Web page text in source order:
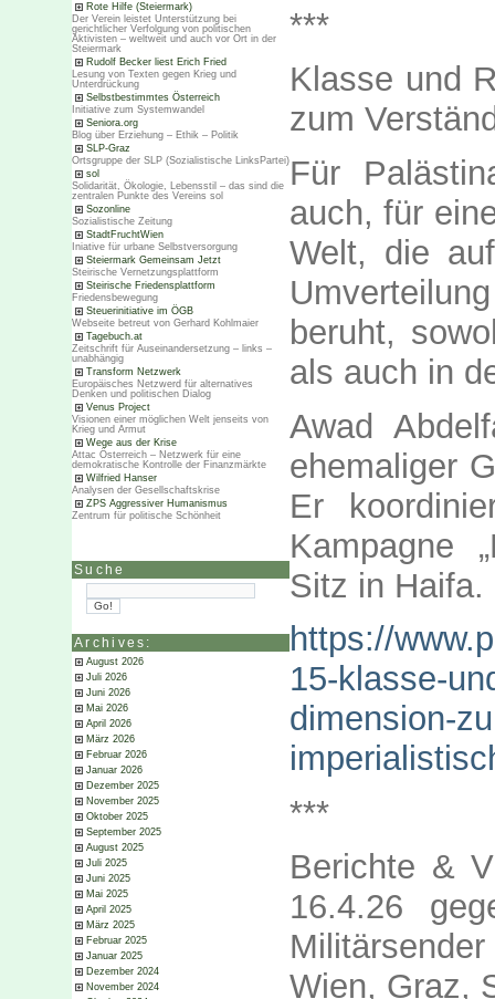
Rote Hilfe (Steiermark)
Der Verein leistet Unterstützung bei
gerichtlicher Verfolgung von politischen
Aktivisten – weltweit und auch vor Ort in der
Steiermark
Rudolf Becker liest Erich Fried
Lesung von Texten gegen Krieg und
Unterdrückung
Selbstbestimmtes Österreich
Initiative zum Systemwandel
Seniora.org
Blog über Erziehung – Ethik – Politik
SLP-Graz
Ortsgruppe der SLP (Sozialistische LinksPartei)
sol
Solidarität, Ökologie, Lebensstil – das sind die
zentralen Punkte des Vereins sol
Sozonline
Sozialistische Zeitung
StadtFruchtWien
Iniative für urbane Selbstversorgung
Steiermark Gemeinsam Jetzt
Steirische Vernetzungsplattform
Steirische Friedensplattform
Friedensbewegung
Steuerinitiative im ÖGB
Webseite betreut von Gerhard Kohlmaier
Tagebuch.at
Zeitschrift für Auseinandersetzung – links –
unabhängig
Transform Netzwerk
Europäisches Netzwerd für alternatives
Denken und politischen Dialog
Venus Project
Visionen einer möglichen Welt jenseits von
Krieg und Armut
Wege aus der Krise
Attac Österreich – Netzwerk für eine
demokratische Kontrolle der Finanzmärkte
Wilfried Hanser
Analysen der Gesellschaftskrise
ZPS Aggressiver Humanismus
Zentrum für politische Schönheit
Suche
Archives:
August 2026
Juli 2026
Juni 2026
Mai 2026
April 2026
März 2026
Februar 2026
Januar 2026
Dezember 2025
November 2025
Oktober 2025
September 2025
August 2025
Juli 2025
Juni 2025
Mai 2025
April 2025
März 2025
Februar 2025
Januar 2025
Dezember 2024
November 2024
***
Klasse und
zum
Für
auch, für
Welt, die
beruht,
als auch in
Awad
ehemaliger
Er
Kampagne
Sitz in Haifa.
https://
15-klasse-
dimension-
***
Berichte &
16.4.26
Militärsender
Wien, Graz,